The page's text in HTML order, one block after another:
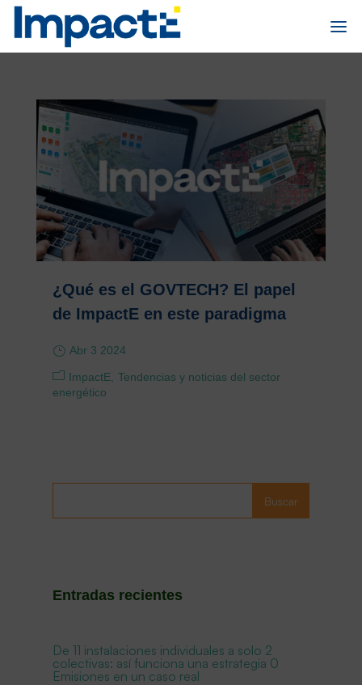
¿Qué es el GOVTECH? El papel
de ImpactE en este paradigma
Abr 3 2024
ImpactE Tendencias y noticias del sector
energético
Buscar
Entradas recientes
De 11 instalaciones individuales a solo 2
colectivas: así funciona una estrategia 0
Emisiones en un caso real